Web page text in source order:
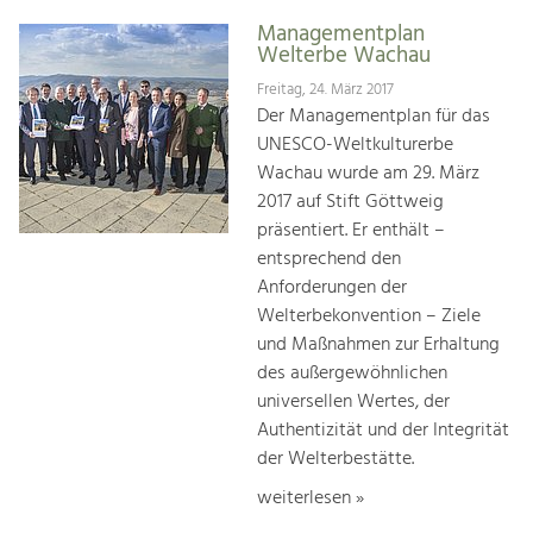
Managementplan
Welterbe Wachau
Freitag, 24. März 2017
Der Managementplan für das
UNESCO-Weltkulturerbe
Wachau wurde am 29. März
2017 auf Stift Göttweig
präsentiert. Er enthält –
entsprechend den
Anforderungen der
Welterbekonvention – Ziele
und Maßnahmen zur Erhaltung
des außergewöhnlichen
universellen Wertes, der
Authentizität und der Integrität
der Welterbestätte.
weiterlesen »